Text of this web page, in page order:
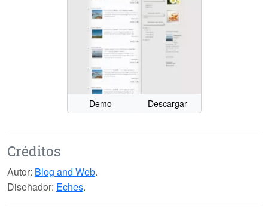
Demo Descargar
Créditos
Autor: Blog and Web.
Diseñador: Eches.